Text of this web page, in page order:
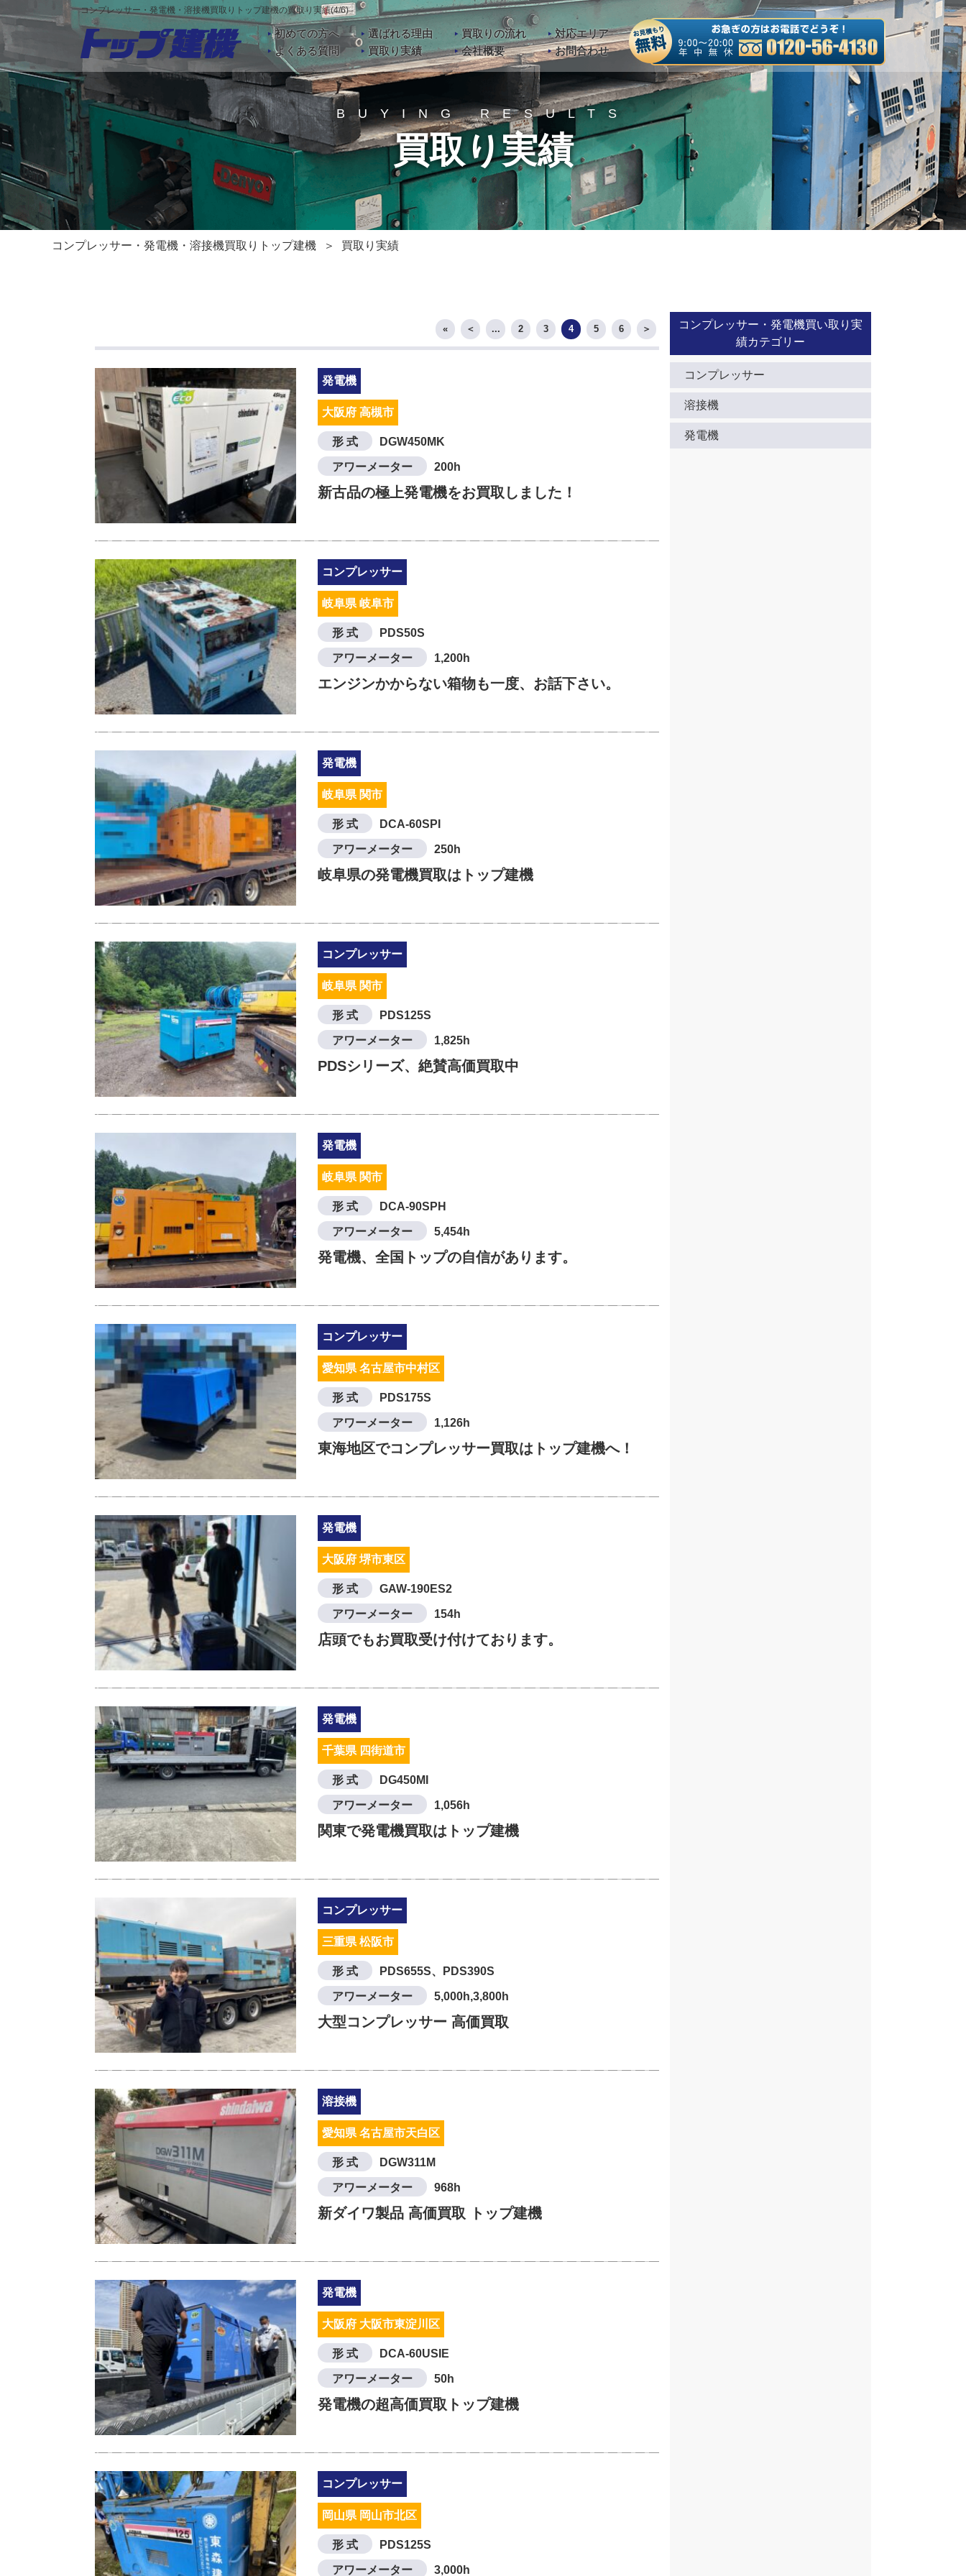
コンプレッサー・発電機・溶接機買取りトップ建機の買取り実績(4/6)
初めての方へ 選ばれる理由 買取りの流れ
対応エリア
よくある質問
買取り実績 会社概要 お問合わせ
BUYING RESULTS
買取り実績
コンプレッサー・発電機・溶接機買取りトップ建機 買取り実績
« ＜ ... 2 3 4 5 6 ＞
発電機
大阪府 高槻市
形 式 DGW450MK
アワーメーター 200h
新古品の極上発電機をお買取しました！
コンプレッサー
岐阜県 岐阜市
形 式 PDS50S
アワーメーター 1,200h
エンジンかからない箱物も一度、お話下さい。
発電機
岐阜県 関市
形 式 DCA-60SPI
アワーメーター 250h
岐阜県の発電機買取はトップ建機
コンプレッサー
岐阜県 関市
形 式 PDS125S
アワーメーター 1,825h
PDSシリーズ、絶賛高価買取中
発電機
岐阜県 関市
形 式 DCA-90SPH
アワーメーター 5,454h
発電機、全国トップの自信があります。
コンプレッサー
愛知県 名古屋市中村区
形 式 PDS175S
アワーメーター 1,126h
東海地区でコンプレッサー買取はトップ建機へ！
発電機
大阪府 堺市東区
形 式 GAW-190ES2
アワーメーター 154h
店頭でもお買取受け付けております。
発電機
千葉県 四街道市
形 式 DG450MI
アワーメーター 1,056h
関東で発電機買取はトップ建機
コンプレッサー
三重県 松阪市
形 式 PDS655S、PDS390S
アワーメーター 5,000h,3,800h
大型コンプレッサー 高価買取
溶接機
愛知県 名古屋市天白区
形 式 DGW311M
アワーメーター 968h
新ダイワ製品 高価買取 トップ建機
発電機
大阪府 大阪市東淀川区
形 式 DCA-60USIE
アワーメーター 50h
発電機の超高価買取トップ建機
コンプレッサー
岡山県 岡山市北区
形 式 PDS125S
アワーメーター 3,000h
コンプレッサー・発電機買い取り実
績カテゴリー
コンプレッサー
溶接機
発電機